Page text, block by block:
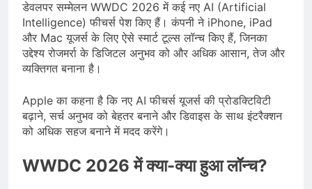
Scheme को मंजूरी दी, खेल ढाँचे को मजबूत
करने के लिए ₹36,441 करोड़ का बड़ा
प्रावधान
August 1, 2026
कॉमनवेल्थ गेम्स 2026 में आज भारत के लिए
बॉक्सिंग, एथलेटिक्स, पैरा एथलेटिक्स और जूडो
में कई पदक मुकाबले, स्वर्ण पर निगाहें
August 1, 2026
काउंसलिंग शेड्यूल, लाखों अभ्यर्थियों का
इंतजार अंतिम चरण में
July 31, 2026
डेवलपर सम्मेलन WWDC 2026 में कई नए AI (Artificial
Intelligence) फीचर्स पेश किए हैं। कंपनी ने iPhone, iPad
और Mac यूजर्स के लिए ऐसे स्मार्ट टूल्स लॉन्च किए हैं, जिनका
उद्देश्य रोजमर्रा के डिजिटल अनुभव को और अधिक आसान, तेज और
व्यक्तिगत बनाना है।
Apple का कहना है कि नए AI फीचर्स यूजर्स की प्रोडक्टिविटी
बढ़ाने, सर्च अनुभव को बेहतर बनाने और डिवाइस के साथ इंटरैक्शन
को अधिक सहज बनाने में मदद करेंगे।
WWDC 2026 में क्या-क्या हुआ लॉन्च?